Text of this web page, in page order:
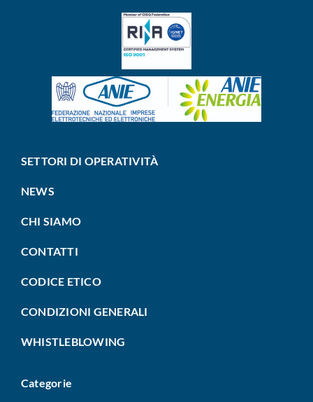
SETTORI DI OPERATIVITÀ
NEWS
CHI SIAMO
CONTATTI
CODICE ETICO
CONDIZIONI GENERALI
WHISTLEBLOWING
Categorie